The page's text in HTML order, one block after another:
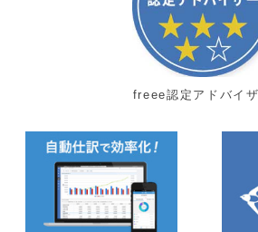
freee認定アドバイ